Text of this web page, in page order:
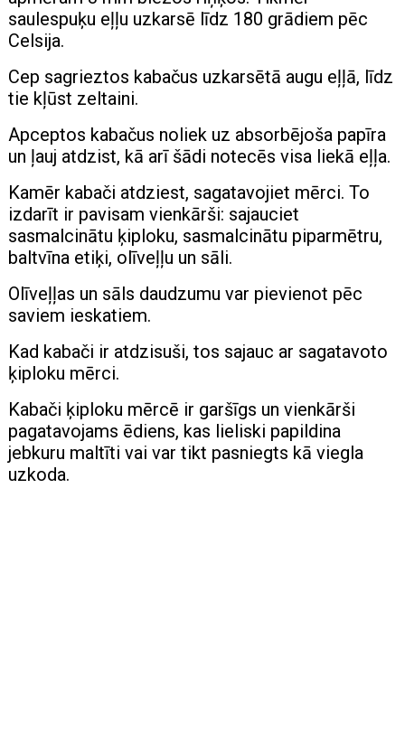
saulespuķu eļļu uzkarsē līdz 180 grādiem pēc
Celsija.
Cep sagrieztos kabačus uzkarsētā augu eļļā, līdz
tie kļūst zeltaini.
Apceptos kabačus noliek uz absorbējoša papīra
un ļauj atdzist, kā arī šādi notecēs visa liekā eļļa.
Kamēr kabači atdziest, sagatavojiet mērci. To
izdarīt ir pavisam vienkārši: sajauciet
sasmalcinātu ķiploku, sasmalcinātu piparmētru,
baltvīna etiķi, olīveļļu un sāli.
Olīveļļas un sāls daudzumu var pievienot pēc
saviem ieskatiem.
Kad kabači ir atdzisuši, tos sajauc ar sagatavoto
ķiploku mērci.
Kabači ķiploku mērcē ir garšīgs un vienkārši
pagatavojams ēdiens, kas lieliski papildina
jebkuru maltīti vai var tikt pasniegts kā viegla
uzkoda.